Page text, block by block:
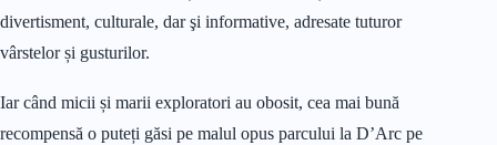
divertisment, culturale, dar şi informative, adresate tuturor
vârstelor și gusturilor.
Iar când micii și marii exploratori au obosit, cea mai bună
recompensă o puteți găsi pe malul opus parcului la D’Arc pe